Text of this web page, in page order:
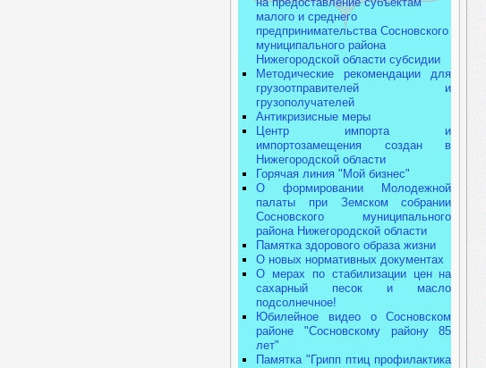
малого и среднего
предпринимательства Сосновского
муниципального района
Нижегородской области субсидии
Методические рекомендации для
грузоотправителей и
грузополучателей
Антикризисные меры
Центр импорта и
импортозамещения создан в
Нижегородской области
Горячая линия "Мой бизнес"
О формировании Молодежной
палаты при Земском собрании
Сосновского муниципального
района Нижегородской области
Памятка здорового образа жизни
О новых нормативных документах
О мерах по стабилизации цен на
сахарный песок и масло
подсолнечное!
Юбилейное видео о Сосновском
районе "Сосновскому району 85
лет"
Памятка "Грипп птиц профилактика